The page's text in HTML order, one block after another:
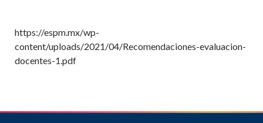
https://espm.mx/wp-
content/uploads/2021/04/Recomendaciones-evaluacion-
docentes-1.pdf